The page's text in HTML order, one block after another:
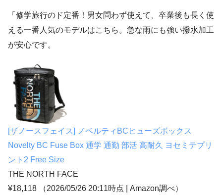
「修学旅行のド定番！男女問わず使えて、卒業後も長く使
える一番人気のモデルはこちら。急な雨にも強い撥水加工
が安心です。
[ザノースフェイス] ノベルティBCヒューズボックス
Novelty BC Fuse Box 通学 通勤 部活 高耐久 ヨセミテプリ
ント2 Free Size
THE NORTH FACE
¥18,118
（2026/05/26 20:11時点 | Amazon調べ）